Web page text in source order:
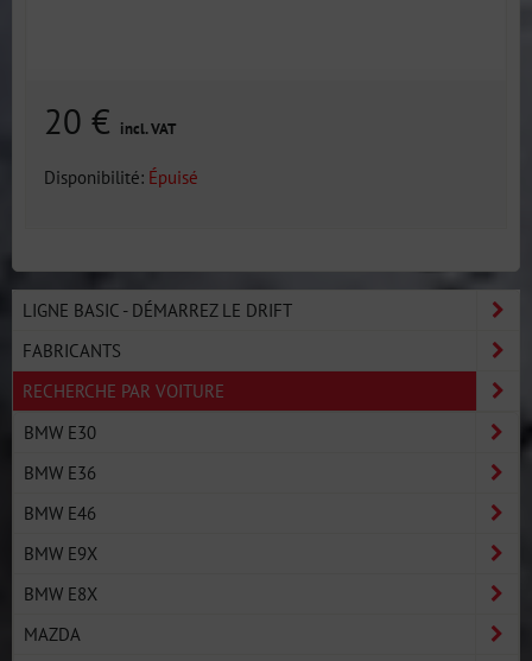
20 € incl. VAT
Disponibilité: Épuisé
LIGNE BASIC - DÉMARREZ LE DRIFT
FABRICANTS
RECHERCHE PAR VOITURE
BMW E30
BMW E36
BMW E46
BMW E9X
BMW E8X
MAZDA